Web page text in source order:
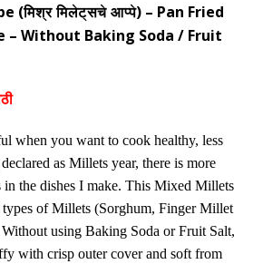
(मिश्र मिलेट्सचे आप्पे) – Pan Fried
– Without Baking Soda / Fruit
when you want to cook healthy, less
as Millets year, there is more
the dishes I make. This Mixed Millets
types ofMillets (Sorghum, Finger Millet
Without using Baking Soda or Fruit Salt,
with crisp outer cover and soft from